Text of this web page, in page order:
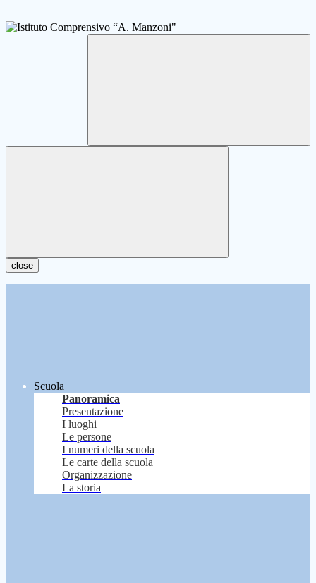
close
Scuola
Panoramica
Presentazione
I luoghi
Le persone
I numeri della scuola
Le carte della scuola
Organizzazione
La storia